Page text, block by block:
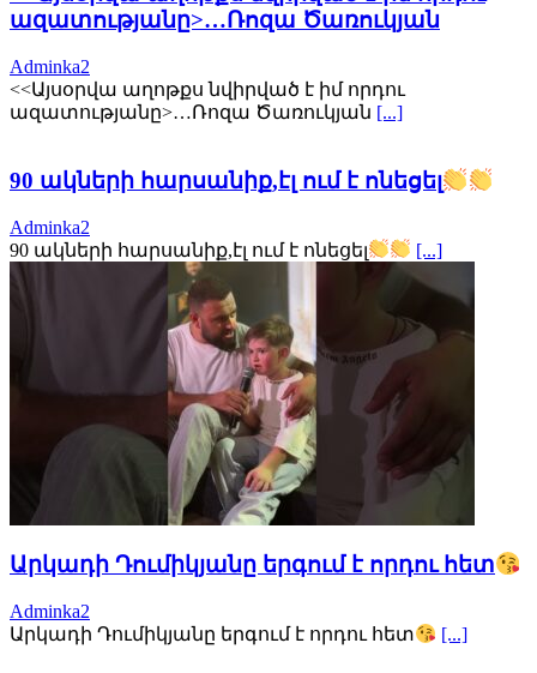
ազատությանը>…Ռոզա Ծառուկյան
Adminka2
<<Այսօրվա աղոթքս նվիրված է իմ որդու
ազատությանը>…Ռոզա Ծառուկյան [...]
90 ակների հարսանիք,էլ ում է ոնեցել
Adminka2
90 ակների հարսանիք,էլ ում է ոնեցել
[...]
Արկադի Դումիկյանը երգում է որդու հետ
Adminka2
Արկադի Դումիկյանը երգում է որդու հետ
[...]